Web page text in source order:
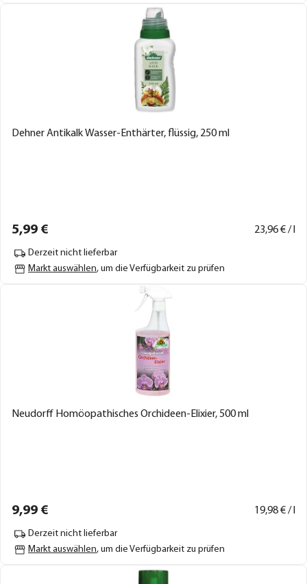
Dehner Antikalk Wasser-Enthärter, flüssig, 250 ml
5,99 € 23,96€ / l
Derzeit nicht lieferbar
Markt auswählen, um die Verfügbarkeit zu prüfen
Neudorff Homöopathisches Orchideen-Elixier, 500 ml
9,99 € 19,98€ / l
Derzeit nicht lieferbar
Markt auswählen, um die Verfügbarkeit zu prüfen